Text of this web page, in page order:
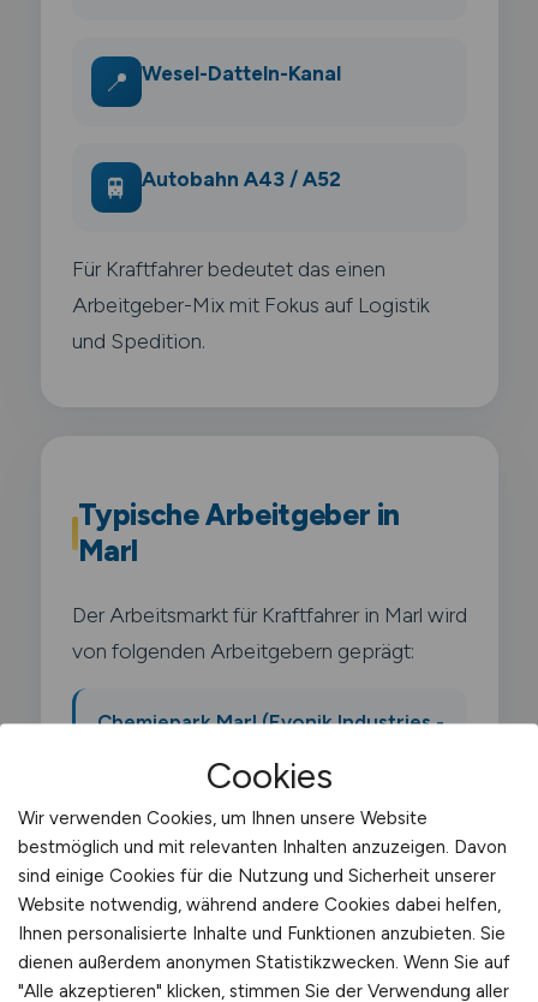
📍 Wesel-Datteln-Kanal
🚆 Autobahn A43 / A52
Für Kraftfahrer bedeutet das einen
Arbeitgeber-Mix mit Fokus auf Logistik
und Spedition.
Typische Arbeitgeber in
Marl
Der Arbeitsmarkt für Kraftfahrer in Marl wird
von folgenden Arbeitgebern geprägt:
Chemiepark Marl (Evonik Industries -
Chemieverbundstandorte
Deutschlands)
Ineos Oligomers
Oxea (jetzt OQ Chemicals)
Cookies
Wir verwenden Cookies, um Ihnen unsere Website
bestmöglich und mit relevanten Inhalten anzuzeigen. Davon
sind einige Cookies für die Nutzung und Sicherheit unserer
Website notwendig, während andere Cookies dabei helfen,
Ihnen personalisierte Inhalte und Funktionen anzubieten. Sie
dienen außerdem anonymen Statistikzwecken. Wenn Sie auf
"Alle akzeptieren" klicken, stimmen Sie der Verwendung aller